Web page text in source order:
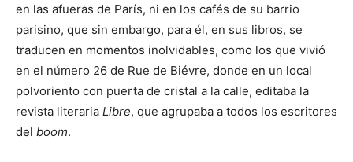
en las afueras de París, ni en los cafés de su barrio
parisino, que sin embargo, para él, en sus libros, se
traducen en momentos inolvidables, como los que vivió
en el número 26 de Rue de Biévre, donde en un local
polvoriento con puerta de cristal a la calle, editaba la
revista literaria Libre, que agrupaba a todos los escritores
del boom.